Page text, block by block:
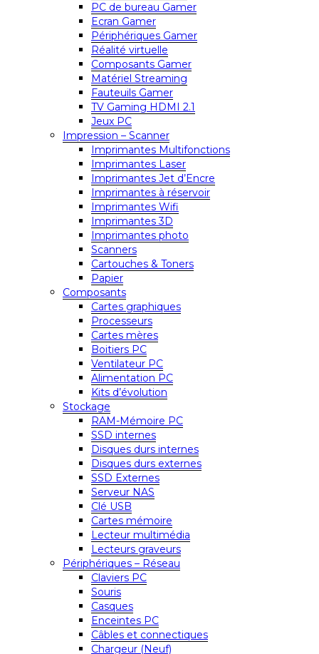
PC de bureau Gamer
Ecran Gamer
Périphériques Gamer
Réalité virtuelle
Composants Gamer
Matériel Streaming
Fauteuils Gamer
TV Gaming HDMI 2.1
Jeux PC
Impression – Scanner
Imprimantes Multifonctions
Imprimantes Laser
Imprimantes Jet d’Encre
Imprimantes à réservoir
Imprimantes Wifi
Imprimantes 3D
Imprimantes photo
Scanners
Cartouches & Toners
Papier
Composants
Cartes graphiques
Processeurs
Cartes mères
Boitiers PC
Ventilateur PC
Alimentation PC
Kits d’évolution
Stockage
RAM-Mémoire PC
SSD internes
Disques durs internes
Disques durs externes
SSD Externes
Serveur NAS
Clé USB
Cartes mémoire
Lecteur multimédia
Lecteurs graveurs
Périphériques – Réseau
Claviers PC
Souris
Casques
Enceintes PC
Câbles et connectiques
Chargeur (Neuf)